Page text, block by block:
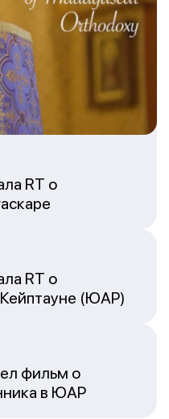
RT о
RT о
(ЮАР)
фильм о
в ЮАР